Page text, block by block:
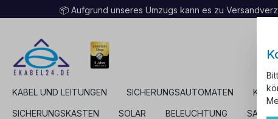
📦 Aufgrund unseres Umzugs kann es zu
KABEL UND LEITUNGEN SICHERUNGSAUTOMATEN
SICHERUNGSKASTEN SOLAR BELEUCHTUNG SALE